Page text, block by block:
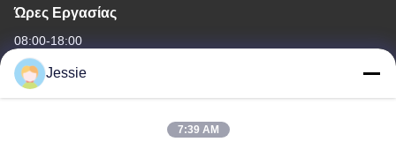
Ώρες Εργασίας
08:00-18:00
Η διεύθυνσή μας
FS Science Park, Αρ. 181, Gushu 1st Road, Κοινότητα Guxing,
Jessie
7:39 AM